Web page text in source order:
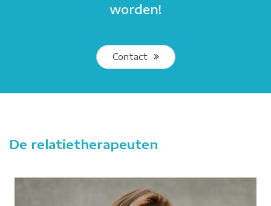
worden!
Contact
De relatietherapeuten